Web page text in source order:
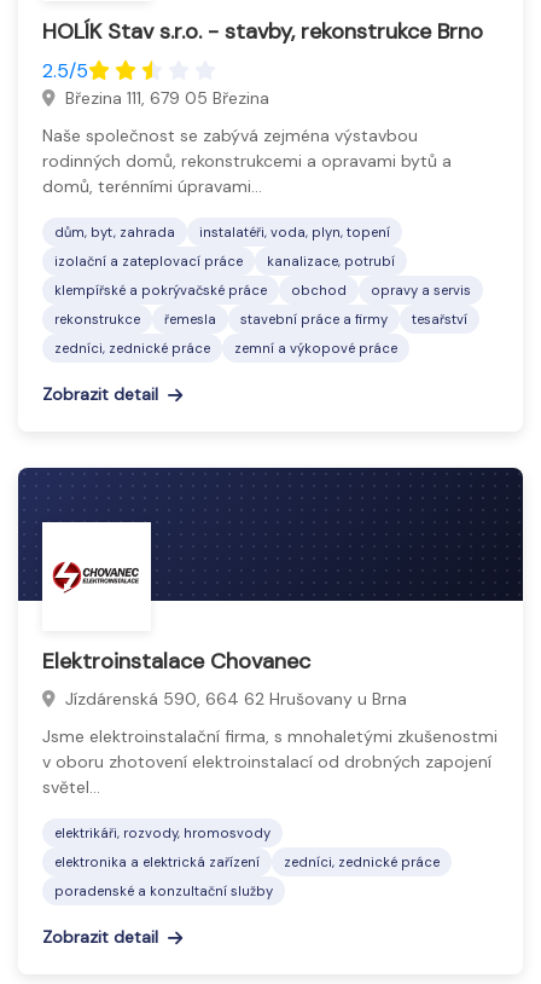
Zedníci jsou odborníci ve stavebním řemesle,
specializující se na zdění, omítání a opravy zděných
konstrukcí, jako jsou zdi, příčky, komíny, opěrné zdi
či základy.
Provádějí také omítky, štuky a přípravu podkladů
pro další stavební práce. Pracují s materiály jako
rekonstrukcích budov.
Zednictví patří k nejstarším řemeslům a vyžaduje
preciznost i technologickou znalost.
HOLÍK Stav s.r.o. - stavby, rekonstrukce Brno
2.5/5
Březina 111, 679 05 Březina
Naše společnost se zabývá zejména výstavbou
rodinných domů, rekonstrukcemi a opravami bytů a
domů, terénními úpravami…
dům, byt, zahrada
instalatéři, voda, plyn, topení
izolační a zateplovací práce
kanalizace, potrubí
klempířské a pokrývačské práce
obchod
opravy a servis
rekonstrukce
řemesla stavební práce a firmy
tesařství
zedníci, zednické práce
zemní a výkopové práce
Zobrazit detail
Elektroinstalace Chovanec
Jízdárenská 590, 664 62 Hrušovany u Brna
Jsme elektroinstalační firma, s mnohaletými zkušenostmi
v oboru zhotovení elektroinstalací od drobných zapojení
světel…
elektrikáři, rozvody, hromosvody
elektronika a elektrická zařízení
zedníci, zednické práce
poradenské a konzultační služby
Zobrazit detail